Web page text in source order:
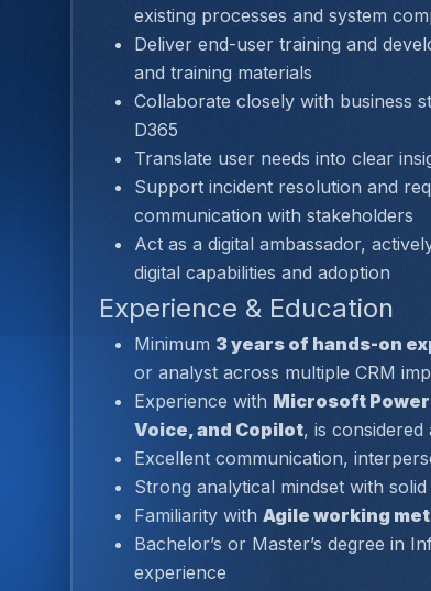
existing processes and system
Deliver end-user training and
and training materials
Collaborate closely with business
D365
Translate user needs into clear
Support incident resolution and
communication with stakeholders
Act as a digital ambassador,
digital capabilities and adoption
Experience & Education
Minimum 3 years of hands-on
or analyst across multiple CRM
Experience with Microsoft
Voice, and Copilot, is considered
Excellent communication,
Strong analytical mindset with
Familiarity with Agile working
Bachelor’s or Master’s degree in
experience